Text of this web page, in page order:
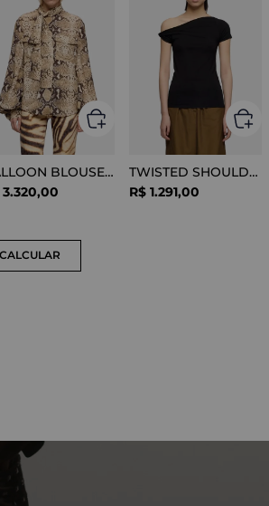
BALLOON BLOUSE VISCOSE SNAKE
3.320,00
TWISTED SHOULDER TEE LYOCELL BLACK
R$ 1.291,00